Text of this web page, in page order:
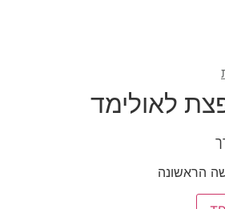
לאולימד